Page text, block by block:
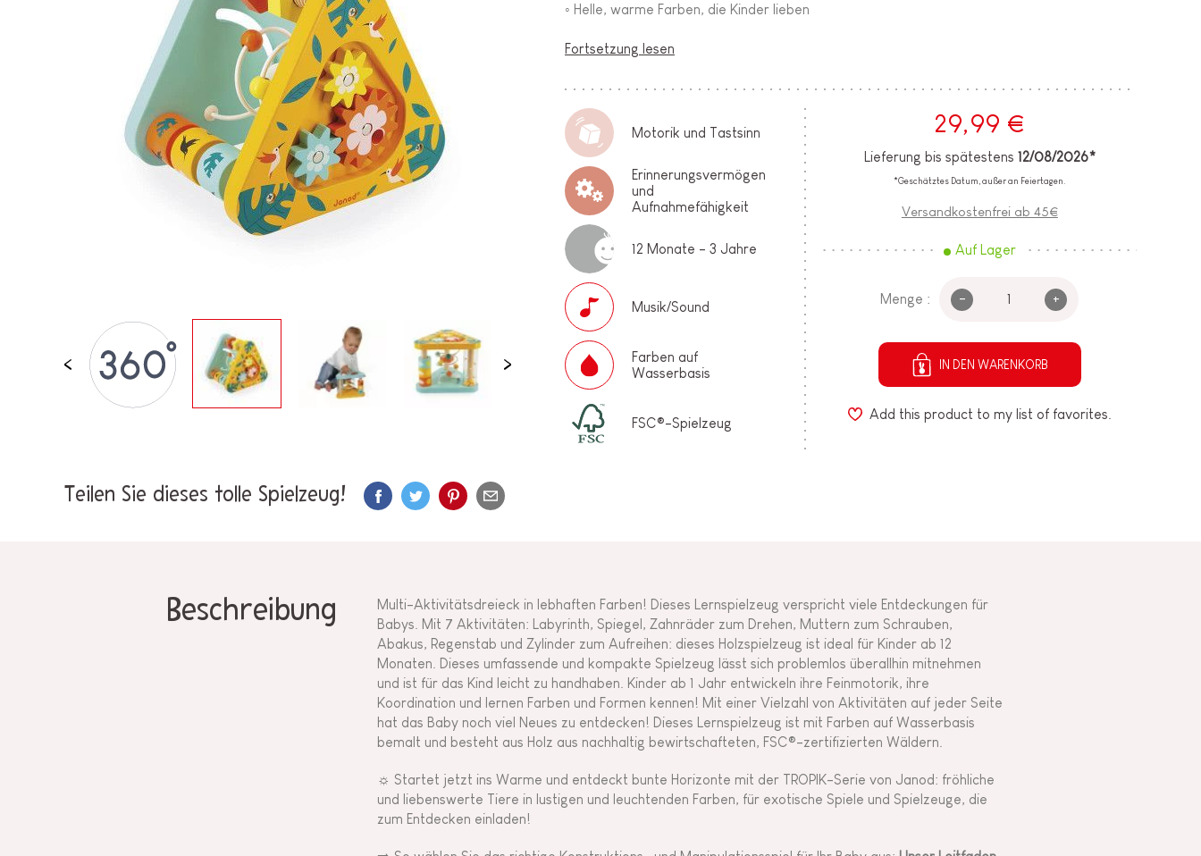
BABY &
KLEINKINDSPIELZEUG
ROLLENSPIEL
SPIELWELTEN
OUTDOOR
TAFEL, MÖBEL &
DEKORATIONEN
LOSE STÜCKE
◦ Helle, warme Farben, die Kinder lieben
Fortsetzung lesen
Motorik und Tastsinn
Erinnerungsvermögen
und
Aufnahmefähigkeit
12 Monate - 3 Jahre
Musik/Sound
Farben auf
Wasserbasis
FSC®-Spielzeug
29,99 €
Lieferung bis spätestens 12/08/2026*
*Geschätztes Datum, außer an Feiertagen.
Versandkostenfrei ab 45€
Auf Lager
Menge : - +
IN DEN WARENKORB
Add this product to my list of favorites.
Teilen Sie dieses tolle Spielzeug!
Beschreibung
Multi-Aktivitätsdreieck in lebhaften Farben! Dieses Lernspielzeug verspricht viele Entdeckungen für
Babys. Mit 7 Aktivitäten: Labyrinth, Spiegel, Zahnräder zum Drehen, Muttern zum Schrauben,
Abakus, Regenstab und Zylinder zum Aufreihen: dieses Holzspielzeug ist ideal für Kinder ab 12
Monaten. Dieses umfassende und kompakte Spielzeug lässt sich problemlos überallhin mitnehmen
und ist für das Kind leicht zu handhaben. Kinder ab 1 Jahr entwickeln ihre Feinmotorik, ihre
Koordination und lernen Farben und Formen kennen! Mit einer Vielzahl von Aktivitäten auf jeder Seite
hat das Baby noch viel Neues zu entdecken! Dieses Lernspielzeug ist mit Farben auf Wasserbasis
bemalt und besteht aus Holz aus nachhaltig bewirtschafteten, FSC®-zertifizierten Wäldern.
☼ Startet jetzt ins Warme und entdeckt bunte Horizonte mit der TROPIK-Serie von Janod: fröhliche
und liebenswerte Tiere in lustigen und leuchtenden Farben, für exotische Spiele und Spielzeuge, die
zum Entdecken einladen!